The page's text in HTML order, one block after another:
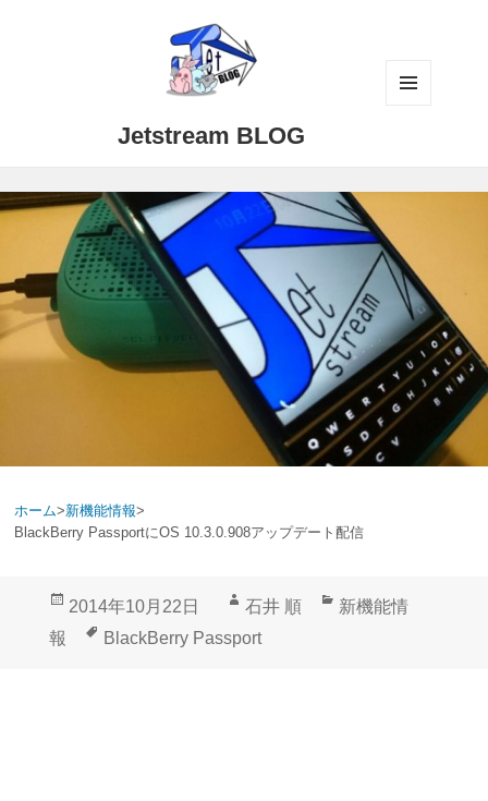
Jetstream BLOG
ホーム>新機能情報>
BlackBerry PassportにOS 10.3.0.908アップデート配信
投
2014年10月22日
作
成
石井 順
カ
新機能情
報
タ
BlackBerry Passport